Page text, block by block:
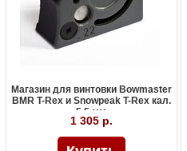
Магазин для винтовки Bowmaster
BMR T-Rex и Snowpeak T-Rex кал.
5,5 мм
1 305 р.